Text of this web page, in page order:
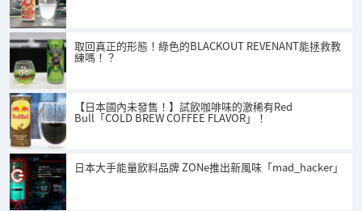
取回真正的形態！綠色的BLACKOUT REVENANT能拯救教
練嗎！？
【日本國內未發售！】試飲咖啡味的激稀有Red
Bull「COLD BREW COFFEE FLAVOR」！
日本大手能量飲料品牌 ZONe推出新風味「mad_hacker」